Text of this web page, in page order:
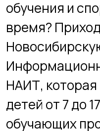
Информационных
НАИТ, которая
детей от 7 до 17
обучающих
IT направлениям.